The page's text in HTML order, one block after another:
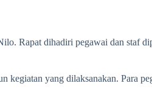
Rapat dihadiri pegawai dan staf
yang dilaksanakan. Para